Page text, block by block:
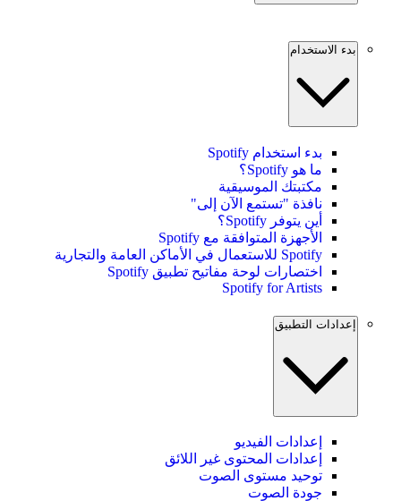
بدء الاستخدام
بدء استخدام Spotify
ما هو Spotify؟
مكتبتك الموسيقية
نافذة "تستمع الآن إلى"
أين يتوفر Spotify؟
الأجهزة المتوافقة مع Spotify
Spotify للاستعمال في الأماكن العامة والتجارية
اختصارات لوحة مفاتيح تطبيق Spotify
Spotify for Artists
إعدادات التطبيق
إعدادات الفيديو
إعدادات المحتوى غير اللائق
توحيد مستوى الصوت
جودة الصوت